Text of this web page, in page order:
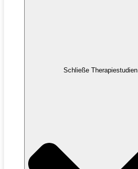
Schließe Therapiestudien